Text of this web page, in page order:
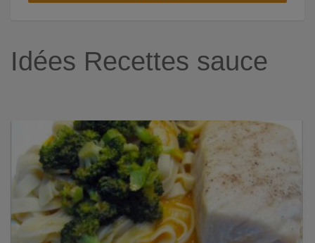
Idées Recettes sauce